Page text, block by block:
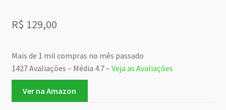
R$ 129,00
Mais de 1 mil compras no mês passado
1427 Avaliações – Média 4.7 – Veja as Avaliações
Ver na Amazon